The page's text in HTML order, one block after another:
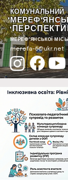
КОМУНАЛЬНИЙ
"
МЕРЕФ'ЯНСЬКОЇ
merefa-6@ukr.net